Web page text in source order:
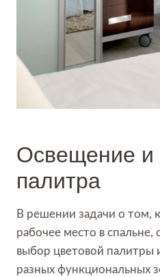
Освещение и
палитра
В решении задачи о том,
рабочее место в
выбор цветовой палитры
разных функциональных